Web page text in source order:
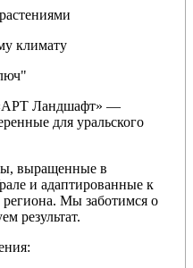
климату
Ландшафт» —
для уральского
выращенные в
и адаптированные к
Мы заботимся о
результат.